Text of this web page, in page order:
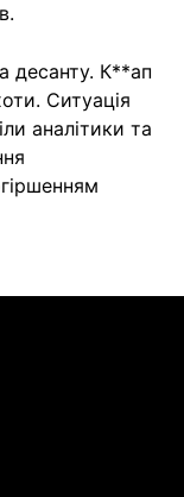
десанту. К**ап
Ситуація
аналітики та